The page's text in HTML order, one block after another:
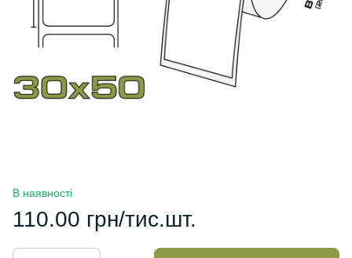
В наявності
110.00 грн/тис.шт.